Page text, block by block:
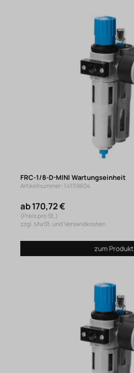
FRC-1/8-D-MINI Wartungseinheit
Artikelnummer: 14159604
ab 170,72 €
(Preis pro St.)
zzgl. MwSt. und Versandkosten
zum Produkt